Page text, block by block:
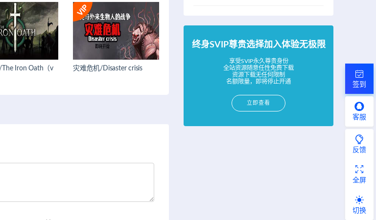
Iron Oath（v
灾难危机/Disaster crisis
终身SVIP尊贵选择加入体验无极限
享受SVIP永久尊贵身份
全站资源随意任性免费下载
资源下载无任何限制
名额限量，即将停止开通
立即查看
签到
客服
反馈
全屏
切换